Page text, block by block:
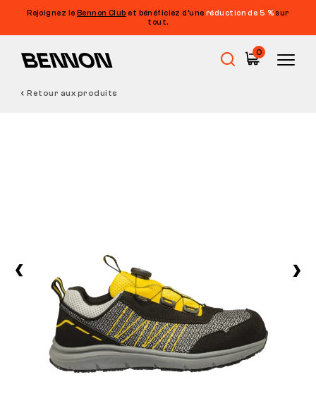
Rejoignez le Bennon Club et bénéficiez d’une réduction de 5 %sur
tout.
0
Chaussures de loisirs
Tactique
Retour aux produits